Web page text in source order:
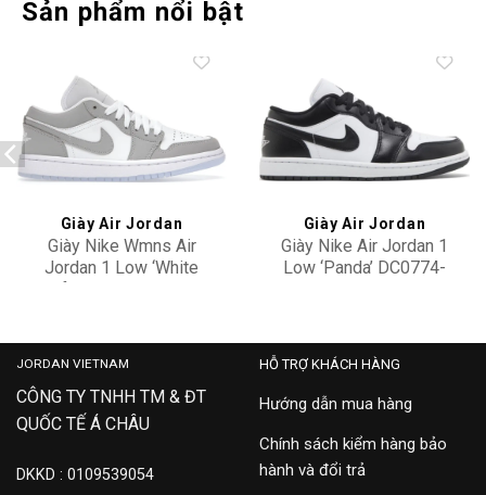
Sản phẩm nổi bật
Add to
wishlist
Giày Air Jordan
Giày Nike Wmns Air
Jordan 1 Low ‘White
Wolf Grey’ DC0774-105
wishlist
Giày Air Jordan
Giày Nike Air Jordan 1
Low ‘Panda’ DC0774-
JORDAN VIETNAM
CÔNG TY TNHH TM & ĐT
QUỐC TẾ Á CHÂU
DKKD : 0109539054
HỖ TRỢ KHÁCH HÀNG
Hướng dẫn mua hàng
Chính sách kiểm hàng bảo
hành và đổi trả